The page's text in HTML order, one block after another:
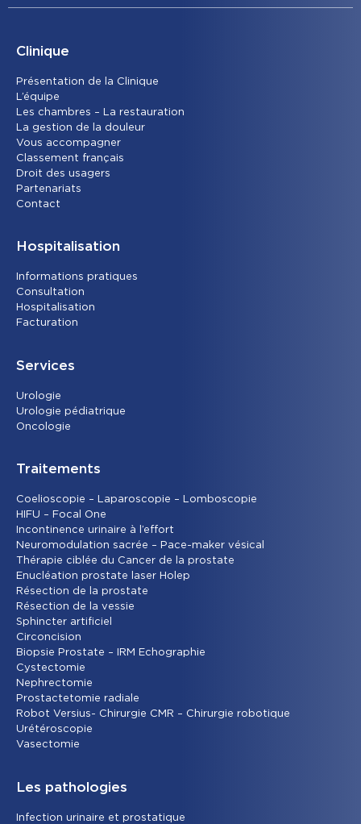
Clinique
Présentation de la Clinique
L’équipe
Les chambres – La restauration
La gestion de la douleur
Vous accompagner
Classement français
Droit des usagers
Partenariats
Contact
Hospitalisation
Informations pratiques
Consultation
Hospitalisation
Facturation
Services
Urologie
Urologie pédiatrique
Oncologie
Traitements
Coelioscopie – Laparoscopie – Lomboscopie
HIFU – Focal One
Incontinence urinaire à l’effort
Neuromodulation sacrée – Pace-maker vésical
Thérapie ciblée du Cancer de la prostate
Enucléation prostate laser Holep
Résection de la prostate
Résection de la vessie
Sphincter artificiel
Circoncision
Biopsie Prostate – IRM Echographie
Cystectomie
Nephrectomie
Prostactetomie radiale
Robot Versius- Chirurgie CMR – Chirurgie robotique
Urétéroscopie
Vasectomie
Les pathologies
Infection urinaire et prostatique